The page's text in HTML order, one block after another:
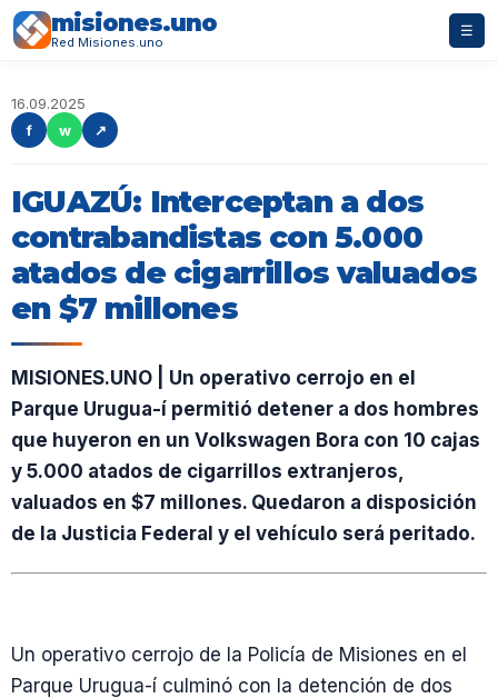
misiones.uno
Red Misiones.uno
☰
16.09.2025
f
w ↗
IGUAZÚ: Interceptan a dos
contrabandistas con 5.000
atados de cigarrillos valuados
en $7 millones
MISIONES.UNO | Un operativo cerrojo en el
Parque Urugua-í permitió detener a dos hombres
que huyeron en un Volkswagen Bora con 10 cajas
y 5.000 atados de cigarrillos extranjeros,
valuados en $7 millones. Quedaron a disposición
de la Justicia Federal y el vehículo será peritado.
Un operativo cerrojo de la Policía de Misiones en el
Parque Urugua-í culminó con la detención de dos